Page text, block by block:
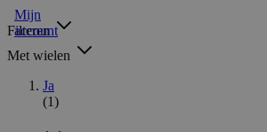
Mijn
account
Filteren
Met wielen
Ja
(1)